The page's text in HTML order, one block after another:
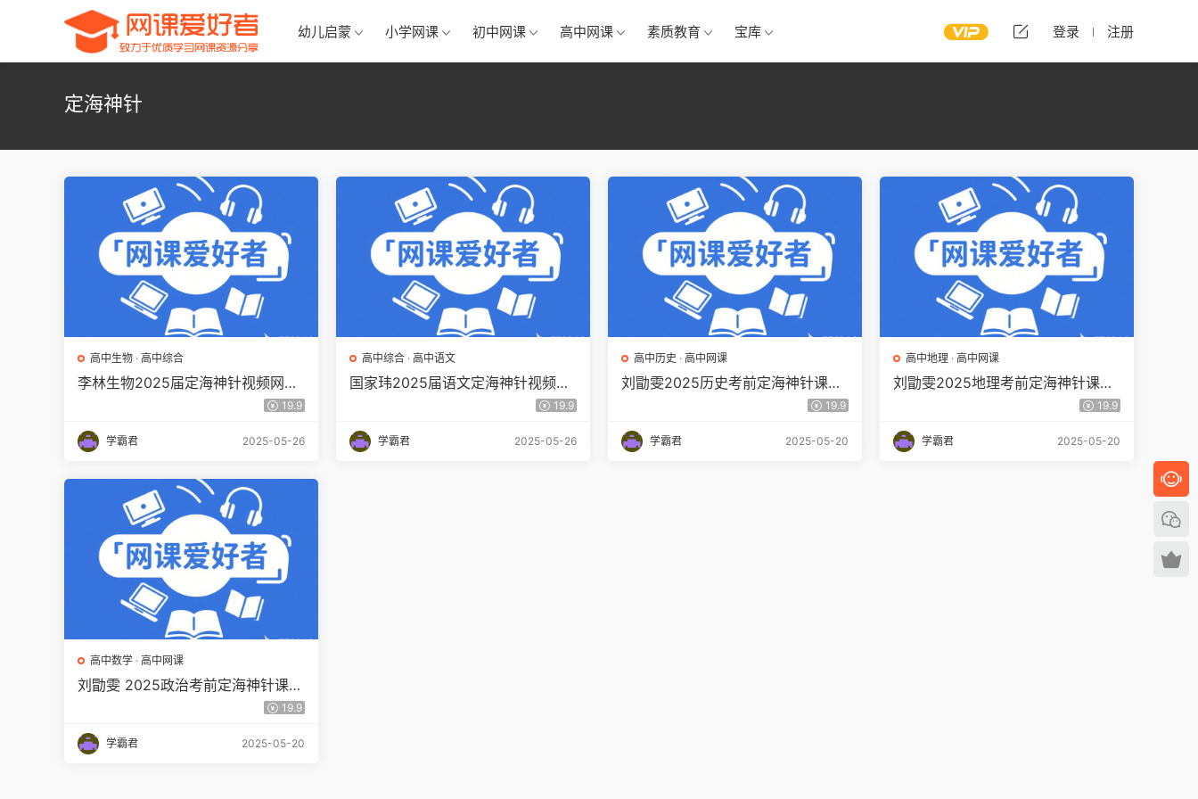
幼儿启蒙 小学网课 初中网课 高中网课 素质教育 宝库 登录 注册
定海神针
高中生物 · 高中综合
李林生物2025届定海神针视频网课
19.9
学霸君 2025-05-26
高中综合 · 高中语文
国家玮2025届语文定海神针视频网
19.9
学霸君 2025-05-26
高中历史 · 高中网课
刘勖雯2025历史考前定海神针课程
19.9
学霸君 2025-05-20
高中地理 · 高中网课
刘勖雯2025地理考前定海神针课程
19.9
学霸君 2025-05-20
高中数学 · 高中网课
刘勖雯 2025政治考前定海神针课程
19.9
学霸君 2025-05-20